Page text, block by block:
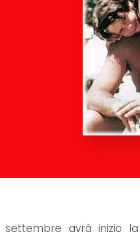
settembre avrà inizio